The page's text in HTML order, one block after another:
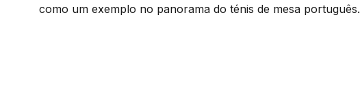
como um exemplo no panorama do ténis de mesa português.